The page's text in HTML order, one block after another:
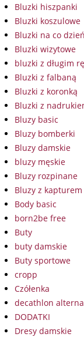
Bluzki hiszpanki
Bluzki koszulowe
Bluzki na co dzień
Bluzki wizytowe
bluzki z długim
Bluzki z falbaną
Bluzki z koronką
Bluzki z
Bluzy basic
Bluzy bomberki
Bluzy damskie
bluzy męskie
Bluzy rozpinane
Bluzy z kapturem
Body basic
born2be free
Buty
buty damskie
Buty sportowe
cropp
Czółenka
decathlon
DODATKI
Dresy damskie